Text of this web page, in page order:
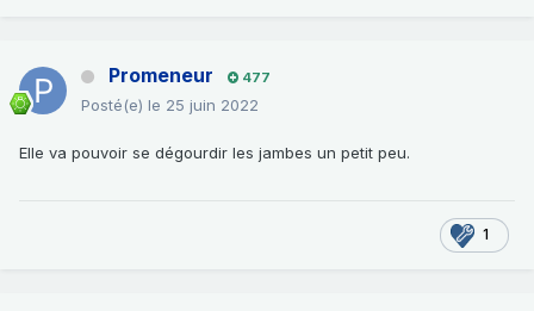
Promeneur 477
Posté(e) le 25 juin 2022
Elle va pouvoir se dégourdir les jambes un petit peu.
1